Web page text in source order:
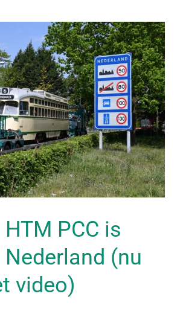
PCC is
(nu
video)